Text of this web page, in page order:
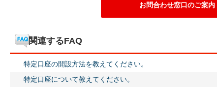
お問合わせ窓口のご案内
関連するFAQ
特定口座の開設方法を教えてください。
特定口座について教えてください。